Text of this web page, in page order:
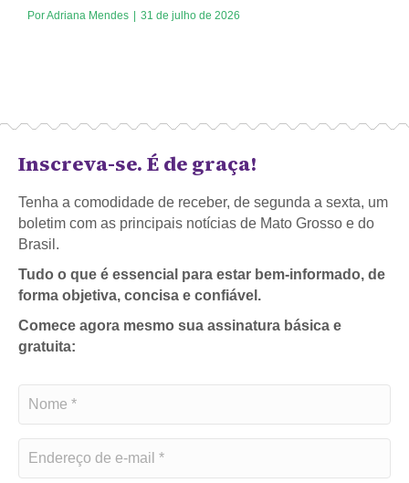
PorAdriana Mendes 31 de julho de 2026
Inscreva-se. É de graça!
Tenha a comodidade de receber, de segunda a sexta, um
boletim com as principais notícias de Mato Grosso e do
Brasil.
Tudo o que é essencial para estar bem-informado, de
forma objetiva, concisa e confiável.
Comece agora mesmo sua assinatura básica e
gratuita: